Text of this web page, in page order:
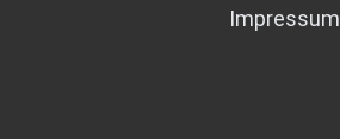
Impressum